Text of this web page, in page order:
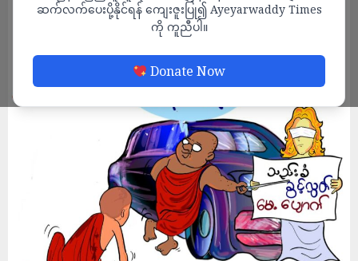
ဆက်လက်ပေးပို့နိုင်ရန် ကျေးဇူးပြု၍ Ayeyarwaddy Times
ကို ကူညီပါ။
Donate Now
ADMIN JUNE 23, 2024